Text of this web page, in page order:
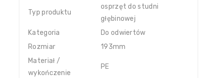
Typ produktu
osprzęt do studni
głębinowej
Kategoria
Do odwiertów
Rozmiar
193mm
Materiał /
wykończenie
PE